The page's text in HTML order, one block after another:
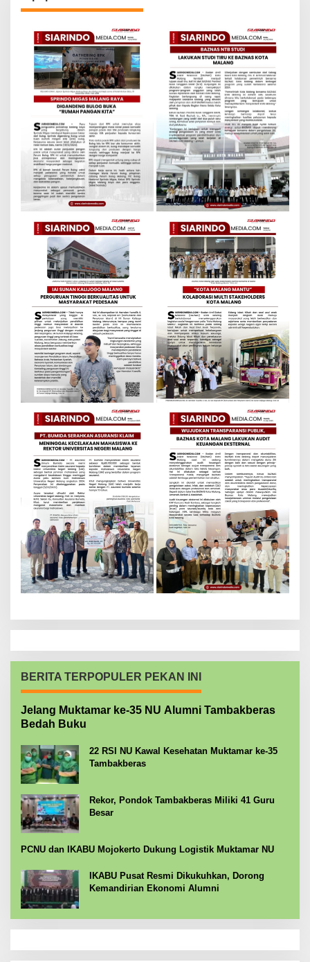
BERITA TERPOPULER PEKAN INI
Jelang Muktamar ke-35 NU Alumni Tambakberas
Bedah Buku
22 RSI NU Kawal Kesehatan Muktamar ke-35
Tambakberas
Rekor, Pondok Tambakberas Miliki 41 Guru
Besar
PCNU dan IKABU Mojokerto Dukung Logistik Muktamar NU
IKABU Pusat Resmi Dikukuhkan, Dorong
Kemandirian Ekonomi Alumni